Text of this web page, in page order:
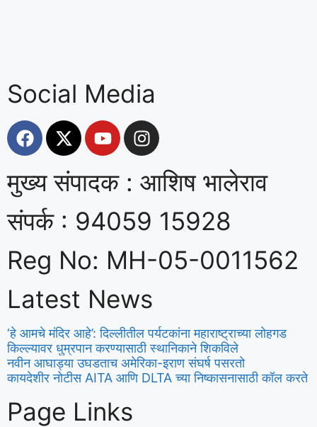
Social Media
मुख्य संपादक : आशिष भालेराव
संपर्क : 94059 15928
Reg No: MH-05-0011562
Latest News
‘हे आमचे मंदिर आहे’: दिल्लीतील पर्यटकांना महाराष्ट्राच्या लोहगड
किल्ल्यावर धुम्रपान करण्यासाठी स्थानिकाने शिकविले
नवीन आघाड्या उघडताच अमेरिका-इराण संघर्ष पसरतो
कायदेशीर नोटीस AITA आणि DLTA च्या निष्कासनासाठी कॉल करते
Page Links